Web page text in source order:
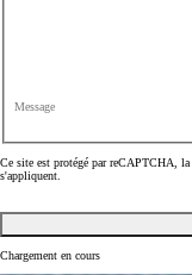
Message
Ce site est protégé par reCAPTCHA, la
s'appliquent.
Chargement en cours